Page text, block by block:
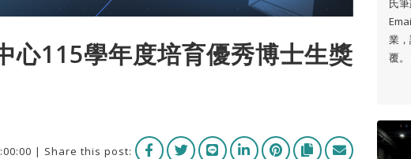
心115學年度培育優秀博士生獎
| Share this post:
氏
業
覆。